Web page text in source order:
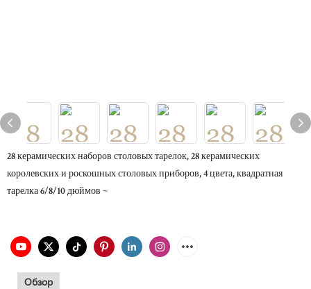
28 керамических наборов столовых тарелок, 28 керамических
королевских и роскошных столовых приборов, 4 цвета, квадратная
тарелка 6/8/10 дюймов ~
Обзор